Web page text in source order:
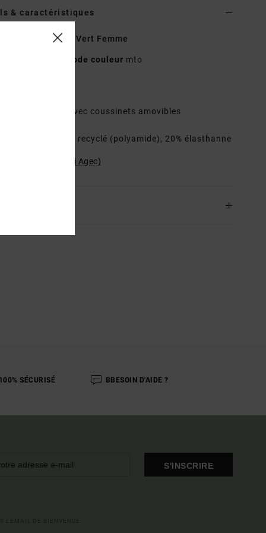
& caractéristiques
de bikini bralette Vert Femme
Code couleur mto
bralette avec coussinets amovibles
80% nylon recyclé (polyamide), 20% élasthanne
du produit (Loi Agec)
SÉCURISÉ BBESOIN D'AIDE ?
S'INSCRIRE